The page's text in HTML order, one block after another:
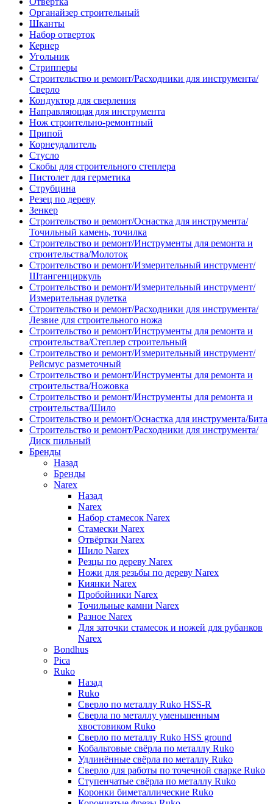
Органайзер строительный
Шканты
Набор отверток
Кернер
Угольник
Стрипперы
Строительство и ремонт/Расходники для инструмента/
Сверло
Кондуктор для сверления
Направляющая для инструмента
Нож строительно-ремонтный
Припой
Корнеудалитель
Стусло
Скобы для строительного степлера
Пистолет для герметика
Струбцина
Резец по дереву
Зенкер
Строительство и ремонт/Оснастка для инструмента/
Точильный камень, точилка
Строительство и ремонт/Инструменты для ремонта и
строительства/Молоток
Строительство и ремонт/Измерительный инструмент/
Штангенциркуль
Строительство и ремонт/Измерительный инструмент/
Измерительная рулетка
Строительство и ремонт/Расходники для инструмента/
Лезвие для строительного ножа
Строительство и ремонт/Инструменты для ремонта и
строительства/Степлер строительный
Строительство и ремонт/Измерительный инструмент/
Рейсмус разметочный
Строительство и ремонт/Инструменты для ремонта и
строительства/Ножовка
Строительство и ремонт/Инструменты для ремонта и
строительства/Шило
Строительство и ремонт/Оснастка для инструмента/Бита
Строительство и ремонт/Расходники для инструмента/
Диск пильный
Бренды
Назад
Бренды
Narex
Назад
Narex
Набор стамесок Narex
Стамески Narex
Отвёртки Narex
Шило Narex
Резцы по дереву Narex
Ножи для резьбы по дереву Narex
Киянки Narex
Пробойники Narex
Точильные камни Narex
Разное Narex
Для заточки стамесок и ножей для рубанков
Narex
Bondhus
Pica
Ruko
Назад
Ruko
Сверло по металлу Ruko HSS-R
Сверла по металлу уменьшенным
хвостовиком Ruko
Сверло по металлу Ruko HSS ground
Кобальтовые свёрла по металлу Ruko
Удлинённые свёрла по металлу Ruko
Сверло для работы по точечной сварке Ruko
Ступенчатые свёрла по металлу Ruko
Коронки биметаллические Ruko